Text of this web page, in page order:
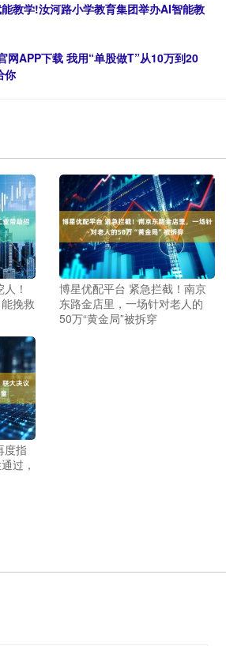
教学!汝河路小学教育集团举办AI智能教
网APP下载 我用“单股做T”从10万到20
你
！
挽救
博星优配平台 紧急拦截！南京
东路金店里，一场针对老人的
50万“黄金局”被拆穿
度指
过，